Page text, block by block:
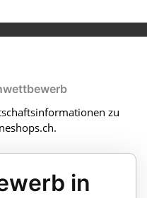
zu
in